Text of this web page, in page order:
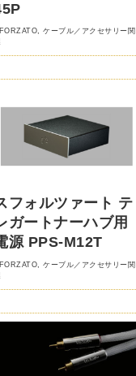
, ケーブル／アクセサリー関
フォルツァート テ
ガートナーハブ用
源 PPS-M12T
, ケーブル／アクセサリー関